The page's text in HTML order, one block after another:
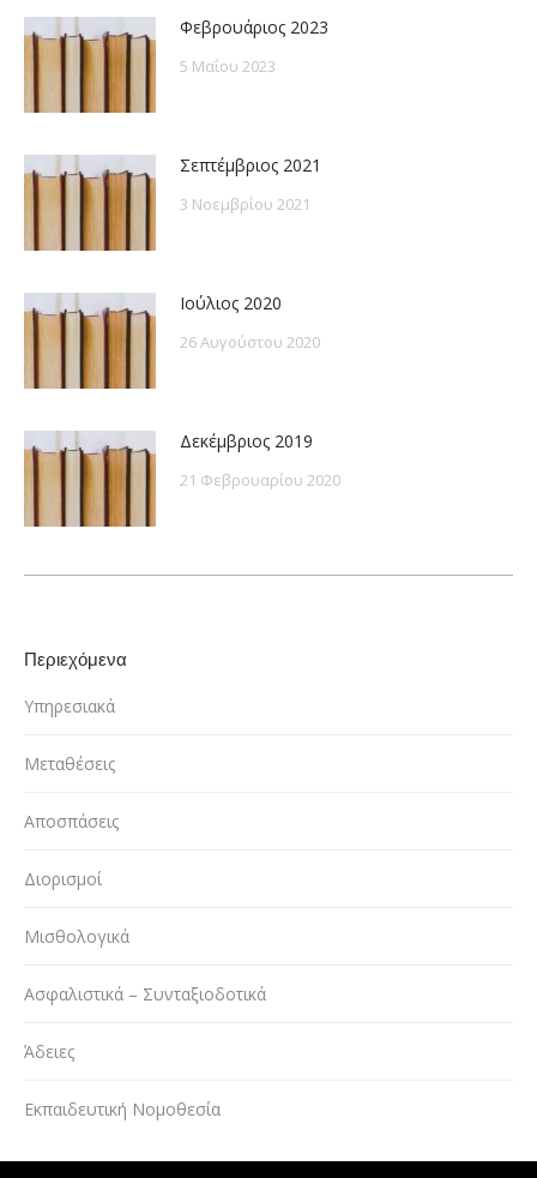
Φεβρουάριος 2023
5 Μαΐου 2023
Σεπτέμβριος 2021
3 Νοεμβρίου 2021
Ιούλιος 2020
26 Αυγούστου 2020
Δεκέμβριος 2019
21 Φεβρουαρίου 2020
Περιεχόμενα
Υπηρεσιακά
Μεταθέσεις
Αποσπάσεις
Διορισμοί
Μισθολογικά
Ασφαλιστικά – Συνταξιοδοτικά
Άδειες
Εκπαιδευτική Νομοθεσία